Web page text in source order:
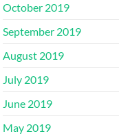
October 2019
September 2019
August 2019
July 2019
June 2019
May 2019